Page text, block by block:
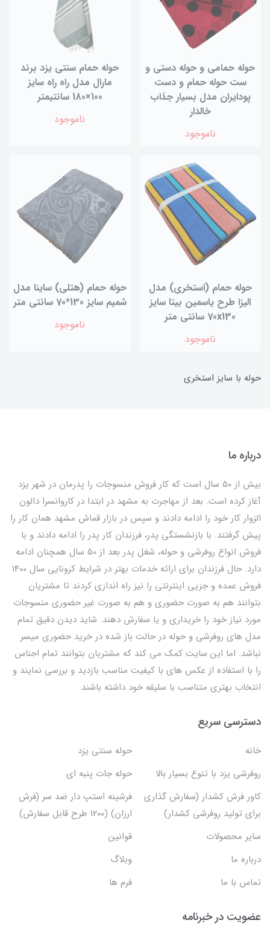
حوله حمامی و حوله دستی و
ست حوله حمام و دست
پودایران مدل بسیار جذاب
خالدار
ناموجود
حوله حمام سنتی یزد برند
مارال مدل راه راه سایز
100×180 سانتیمتر
ناموجود
حوله حمام (استخری) مدل
الیزا طرح یاسمین بیتا سایز
70x130 سانتی متر
ناموجود
حوله حمام (هتلی) ساینا مدل
شمیم سایز 130*70 سانتی متر
ناموجود
حوله با سایز استخری
درباره ما
بیش از 50 سال است که کار فروش منسوجات را پدرمان در شهر یزد
آغاز کرده است. بعد از مهاجرت به مشهد در ابتدا در کاروانسرا دالون
الزوار کار خود را ادامه دادند و سپس در بازار قماش مشهد همان کار را
پیش گرفتند. با بازنشستگی پدر، فرزندان کار پدر را ادامه دادند و با
فروش انواع روفرشی و حوله، شغل پدر بعد از 50 سال همچنان ادامه
دارد. حال فرزندان برای ارائه خدمات بهتر در شرایط کرونایی سال 1400
فروش عمده و جزیی اینترنتی را نیز راه اندازی کردند تا مشتریان
بتوانند هم به صورت حضوری و هم به صورت غیر حضوری منسوجات
مورد نیاز خود را خریداری و یا سفارش دهند. شاید دیدن دقیق تمام
مدل های روفرشی و حوله در حالت باز شده در خرید حضوری میسر
نباشد. اما این سایت کمک می کند که مشتریان بتوانند تمام اجناس
را با استفاده از عکس های با کیفیت مناسب بازدید و بررسی نمایند و
انتخاب بهتری متناسب با سلیقه خود داشته باشند.
دسترسی سریع
خانه
حوله سنتی یزد
روفرشی یزد با تنوع بسیار بالا
حوله جات پنبه ای
کاور فرش کشدار (سفارش گذاری
برای تولید روفرشی کشدار)
فرشینه استپ دار ضد سر (فرش
ارزان) (۱۲۰۰ طرح قابل سفارش)
سایر محصولات
قوانین
درباره ما
وبلاگ
تماس با ما
فرم ها
عضویت در خبرنامه